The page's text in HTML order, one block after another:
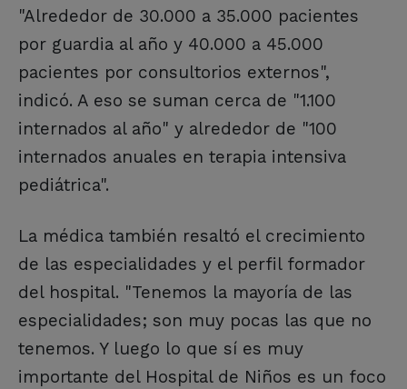
"Alrededor de 30.000 a 35.000 pacientes
por guardia al año y 40.000 a 45.000
pacientes por consultorios externos",
indicó. A eso se suman cerca de "1.100
internados al año" y alrededor de "100
internados anuales en terapia intensiva
pediátrica".
La médica también resaltó el crecimiento
de las especialidades y el perfil formador
del hospital. "Tenemos la mayoría de las
especialidades; son muy pocas las que no
tenemos. Y luego lo que sí es muy
importante del Hospital de Niños es un foco